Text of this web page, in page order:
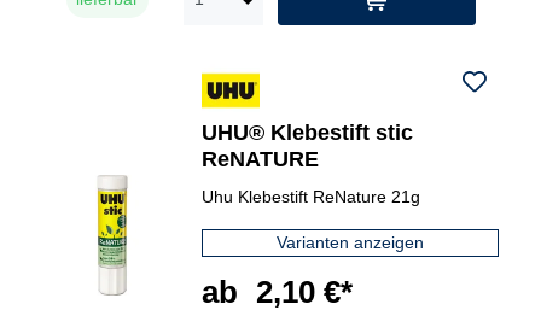
UHU® Klebestift stic
ReNATURE
Uhu Klebestift ReNature 21g
Varianten anzeigen
ab 2,10 €*